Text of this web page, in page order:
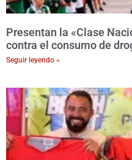
Presentan la «Clase
contra el consumo de
Seguir leyendo »